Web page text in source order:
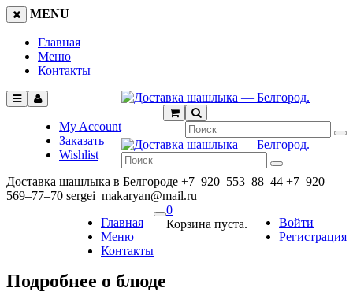
MENU
Главная
Меню
Контакты
My Account
Заказать
Wishlist
Доставка шашлыка в Белгороде +7‒920‒553‒88‒44 +7‒920‒
569‒77‒70 sergei_makaryan@mail.ru
Войти
Регистрация
0
Корзина пуста.
Главная
Меню
Контакты
Подробнее о блюде